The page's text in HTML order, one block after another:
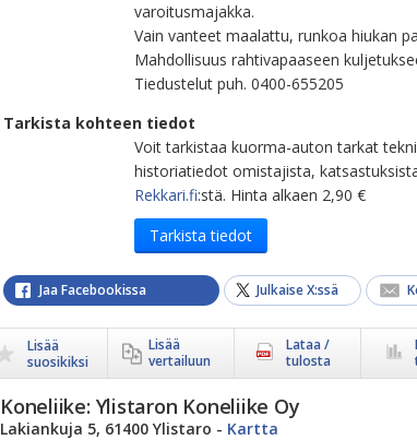
varoitusmajakka.
Vain vanteet maalattu, runkoa hiukan
Mahdollisuus rahtivapaaseen
Tiedustelut puh. 0400-655205
Tarkista kohteen tiedot
Voit tarkistaa kuorma-auton tarkat
historiatiedot omistajista,
Rekkari.fi:stä. Hinta alkaen 2,90 €
Tarkista tiedot
Jaa Facebookissa Julkaise X:ssä
Lisää
suosikiksi
Lisää
vertailuun
Lataa /
tulosta
Koneliike: Ylistaron Koneliike Oy
Lakiankuja 5, 61400 Ylistaro - Kartta